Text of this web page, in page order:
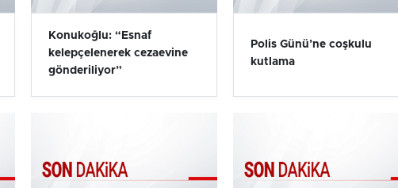
Konukoğlu: “Esnaf
kelepçelenerek cezaevine
gönderiliyor”
Polis Günü’ne coşkulu
kutlama